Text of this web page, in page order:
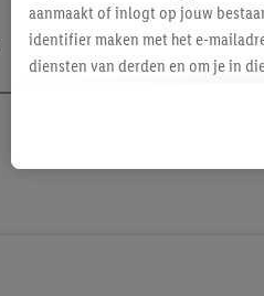
aanmaakt of inlogt op jouw
identifier maken met het e-
diensten van derden en om je in
Als je hiervoor toestemming
eerder interesse hebt getoond
mailadres en met eventuele